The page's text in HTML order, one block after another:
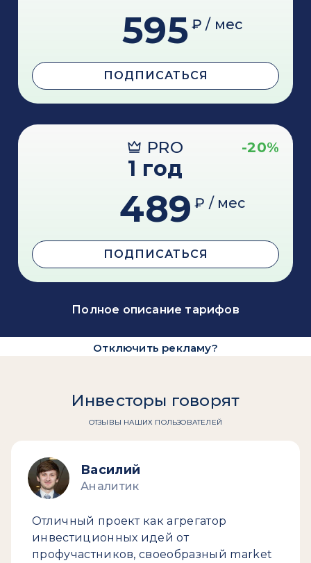
595 ₽ / мес
ПОДПИСАТЬСЯ
PRO -20%
1 год
489 ₽ / мес
ПОДПИСАТЬСЯ
Полное описание тарифов
Отключить рекламу?
Инвесторы говорят
ОТЗЫВЫ НАШИХ ПОЛЬЗОВАТЕЛЕЙ
Василий
Аналитик
Отличный проект как агрегатор
инвестиционных идей от
профучастников, своеобразный market